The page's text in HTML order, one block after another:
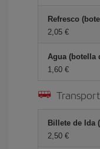
Refresco
2,05 €
Agua (botella
1,60 €
Billete de Ida
2,50 €